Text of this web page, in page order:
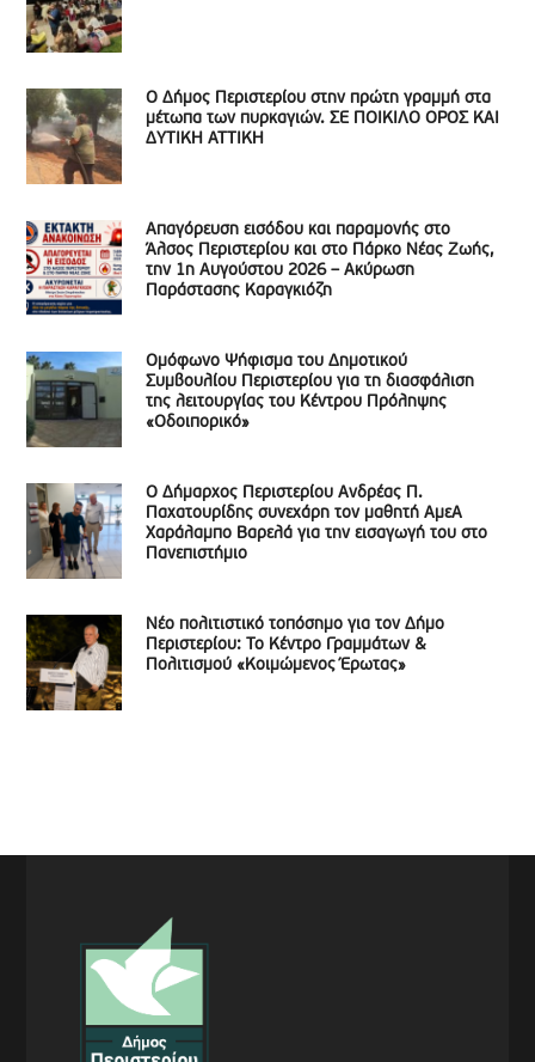
Ο Δήμος Περιστερίου στην πρώτη γραμμή στα
μέτωπα των πυρκαγιών. ΣΕ ΠΟΙΚΙΛΟ ΟΡΟΣ ΚΑΙ
ΔΥΤΙΚΗ ΑΤΤΙΚΗ
Απαγόρευση εισόδου και παραμονής στο
Άλσος Περιστερίου και στο Πάρκο Νέας Ζωής,
την 1η Αυγούστου 2026 – Ακύρωση
Παράστασης Καραγκιόζη
Ομόφωνο Ψήφισμα του Δημοτικού
Συμβουλίου Περιστερίου για τη διασφάλιση
της λειτουργίας του Κέντρου Πρόληψης
«Οδοιπορικό»
Ο Δήμαρχος Περιστερίου Ανδρέας Π.
Παχατουρίδης συνεχάρη τον μαθητή ΑμεΑ
Χαράλαμπο Βαρελά για την εισαγωγή του στο
Πανεπιστήμιο
Νέο πολιτιστικό τοπόσημο για τον Δήμο
Περιστερίου: Το Κέντρο Γραμμάτων &
Πολιτισμού «Κοιμώμενος Έρωτας»